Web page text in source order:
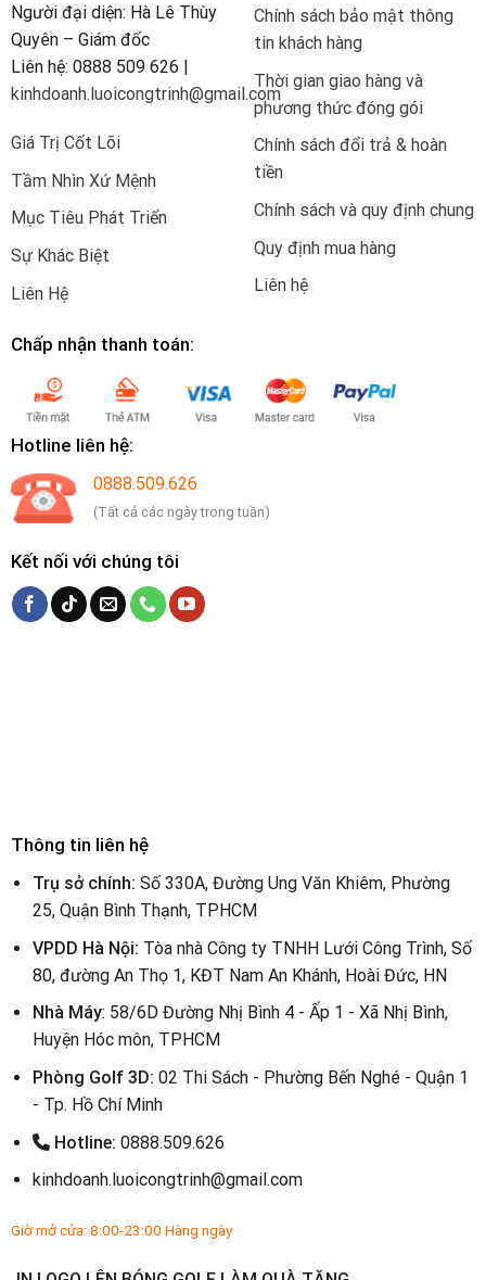
Người đại diện: Hà Lê Thùy
Quyên – Giám đốc
Liên hệ: 0888 509 626 |
kinhdoanh.luoicongtrinh@gmail.com
Giá Trị Cốt Lõi
Tầm Nhìn Xứ Mệnh
Mục Tiêu Phát Triển
Sự Khác Biệt
Liên Hệ
Chính sách bảo mật thông
tin khách hàng
Thời gian giao hàng và
phương thức đóng gói
Chính sách đổi trả & hoàn
tiền
Chính sách và quy định chung
Quy định mua hàng
Liên hệ
Chấp nhận thanh toán:
Hotline liên hệ:
0888.509.626
(Tất cả các ngày trong tuần)
Kết nối với chúng tôi
Thông tin liên hệ
Trụ sở chính: Số 330A, Đường Ung Văn Khiêm, Phường
25, Quận Bình Thạnh, TPHCM
VPDD Hà Nội: Tòa nhà Công ty TNHH Lưới Công Trình, Số
80, đường An Thọ 1, KĐT Nam An Khánh, Hoài Đức, HN
Nhà Máy: 58/6D Đường Nhị Bình 4 - Ấp 1 - Xã Nhị Bình,
Huyện Hóc môn, TPHCM
Phòng Golf 3D:02 Thi Sách - Phường Bến Nghé - Quận 1
- Tp. Hồ Chí Minh
Hotline: 0888.509.626
kinhdoanh.luoicongtrinh@gmail.com
Giờ mở cửa: 8:00-23:00 Hàng ngày